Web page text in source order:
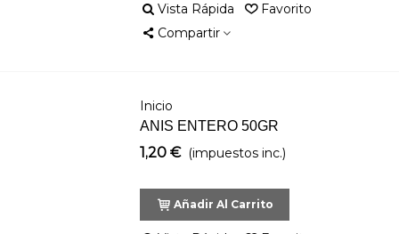
Vista Rápida
Favorito
Compartir
Inicio
ANIS ENTERO 50GR
1,20 € (impuestos inc.)
Añadir Al Carrito